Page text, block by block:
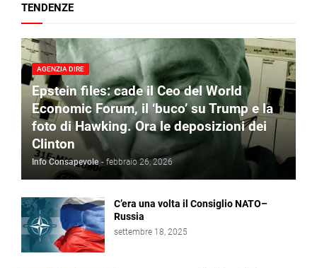
TENDENZE
AGENZIA DIRE
Epstein files: cade il Ceo del World
Economic Forum, il ‘buco’ su Trump e la
foto di Hawking. Ora le deposizioni dei
Clinton
Info Consapevole - febbraio 26, 2026
C’era una volta il Consiglio NATO–
Russia
settembre 18, 2025